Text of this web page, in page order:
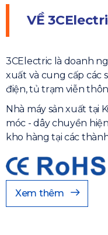
VỀ
3CElectric là doanh
xuất và cung cấp các
điện, tủ trạm viễn
Nhà máy sản xuất tại
móc - dây chuyền
kho hàng tại các
Xem thêm